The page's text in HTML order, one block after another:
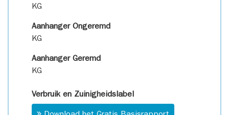
KG
Aanhanger Ongeremd
KG
Aanhanger Geremd
KG
Verbruik en Zuinigheidslabel